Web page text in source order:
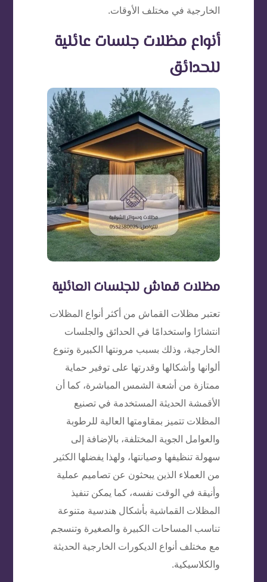
الخارجية في مختلف الأوقات.
أنواع مظلات جلسات عائلية
للحدائق
مظلات قماش للجلسات العائلية
تعتبر مظلات القماش من أكثر أنواع المظلات
انتشارًا واستخدامًا في الحدائق والجلسات
الخارجية، وذلك بسبب مرونتها الكبيرة وتنوع
ألوانها وأشكالها وقدرتها على توفير حماية
ممتازة من أشعة الشمس المباشرة، كما أن
الأقمشة الحديثة المستخدمة في تصنيع
المظلات تتميز بمقاومتها العالية للرطوبة
والعوامل الجوية المختلفة، بالإضافة إلى
سهولة تنظيفها وصيانتها، ولهذا يفضلها الكثير
من العملاء الذين يبحثون عن تصاميم عملية
وأنيقة في الوقت نفسه، كما يمكن تنفيذ
المظلات القماشية بأشكال هندسية متنوعة
تناسب المساحات الكبيرة والصغيرة وتنسجم
مع مختلف أنواع الديكورات الخارجية الحديثة
والكلاسيكية.